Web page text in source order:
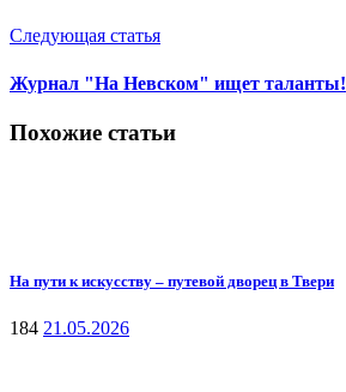
Следующая статья
Журнал "На Невском" ищет таланты!
Похожие статьи
На пути к искусству – путевой дворец в Твери
184 21.05.2026